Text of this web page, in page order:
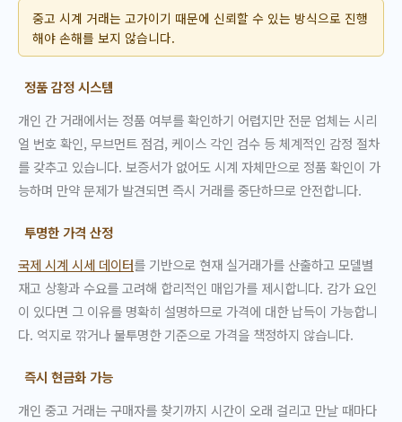
중고 시계 거래는 고가이기 때문에 신뢰할 수 있는 방식으로 진행
해야 손해를 보지 않습니다.
정품 감정 시스템
개인 간 거래에서는 정품 여부를 확인하기 어렵지만 전문 업체는 시리
얼 번호 확인, 무브먼트 점검, 케이스 각인 검수 등 체계적인 감정 절차
를 갖추고 있습니다. 보증서가 없어도 시계 자체만으로 정품 확인이 가
능하며 만약 문제가 발견되면 즉시 거래를 중단하므로 안전합니다.
투명한 가격 산정
국제 시계 시세 데이터를 기반으로 현재 실거래가를 산출하고 모델별
재고 상황과 수요를 고려해 합리적인 매입가를 제시합니다. 감가 요인
이 있다면 그 이유를 명확히 설명하므로 가격에 대한 납득이 가능합니
다. 억지로 깎거나 불투명한 기준으로 가격을 책정하지 않습니다.
즉시 현금화 가능
개인 중고 거래는 구매자를 찾기까지 시간이 오래 걸리고 만날 때마다